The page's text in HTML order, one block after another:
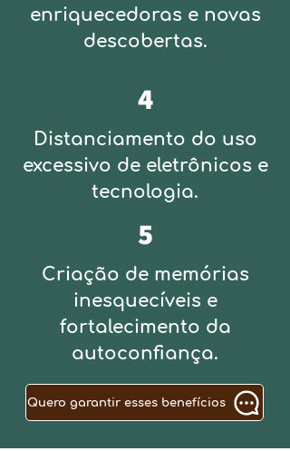
enriquecedoras e novas
descobertas.
4
Distanciamento do uso
excessivo de eletrônicos e
tecnologia.
5
Criação de memórias
inesquecíveis e
fortalecimento da
autoconfiança.
Quero garantir esses benefícios